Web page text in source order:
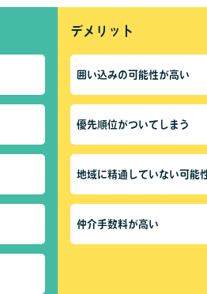
デメリット
囲い込みの可能性が高い
優先順位がついてしまう
地域に精通していない可能
仲介手数料が高い